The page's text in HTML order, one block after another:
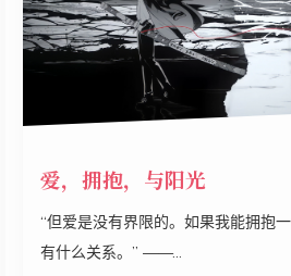
爱，拥抱，与阳光
“但爱是没有界限的。如果我能拥抱
有什么关系。” ——...